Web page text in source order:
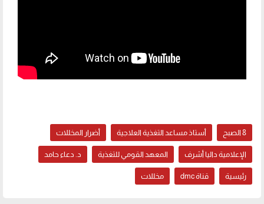
8 الصبح أستاذ مساعد التغذية العلاجية أضرار المخللات
الإعلامية داليا أشرف المعهد القومي للتغذية د. دعاء حامد
رئيسية قناة dmc مخللات